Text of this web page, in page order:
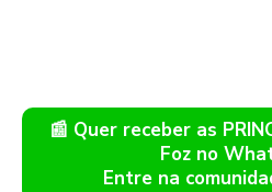
📰 Quer receber as
Foz no
Entre na